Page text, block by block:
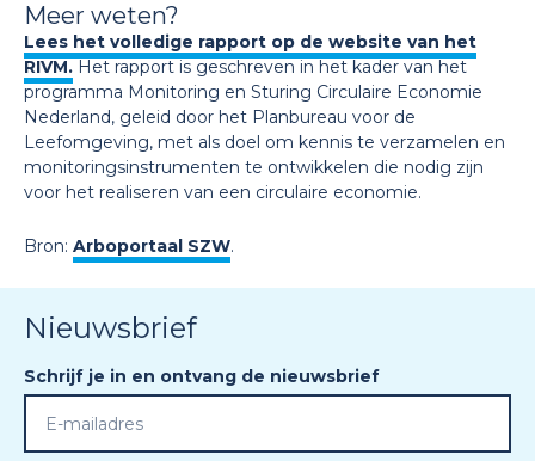
Meer weten?
Lees het volledige rapport op de website van het
RIVM. Het rapport is geschreven in het kader van het
programma Monitoring en Sturing Circulaire Economie
Nederland, geleid door het Planbureau voor de
Leefomgeving, met als doel om kennis te verzamelen en
monitoringsinstrumenten te ontwikkelen die nodig zijn
voor het realiseren van een circulaire economie.
Bron: Arboportaal SZW.
Nieuwsbrief
Schrijf je in en ontvang de nieuwsbrief